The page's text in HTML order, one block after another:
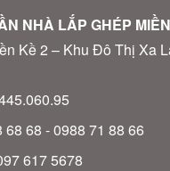
NHÀ LẮP GHÉP
Kề 2 – Khu Đô Thị Xa
68 - 0988 71 88 66
617 5678